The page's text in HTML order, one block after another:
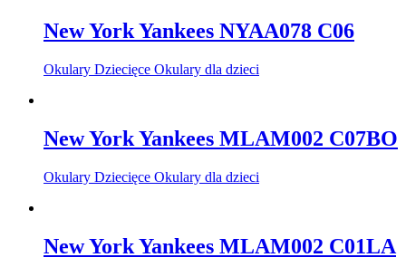
New York Yankees NYAA078 C06
Okulary Dziecięce Okulary dla dzieci
New York Yankees MLAM002 C07BO
Okulary Dziecięce Okulary dla dzieci
New York Yankees MLAM002 C01LA